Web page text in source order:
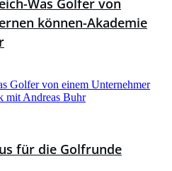
Was Golfer von
können-Akademie
Golfer von einem Unternehmer
mit Andreas Buhr
für die Golfrunde